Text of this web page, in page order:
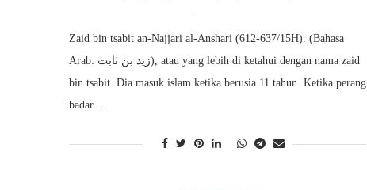
Zaid bin tsabit an-Najjari al-Anshari (612-637/15H). (Bahasa
Arab: زيد بن ثابت), atau yang lebih di ketahui dengan nama zaid
bin tsabit. Dia masuk islam ketika berusia 11 tahun. Ketika perang
badar…